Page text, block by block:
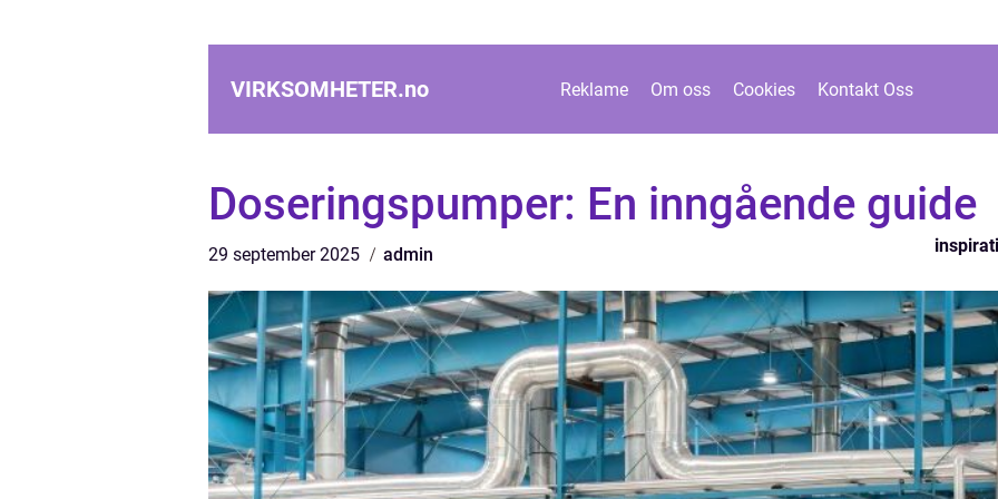
VIRKSOMHETER.no Reklame Om oss Cookies Kontakt Oss
Doseringspumper: En inngående guide
29 september 2025 admin